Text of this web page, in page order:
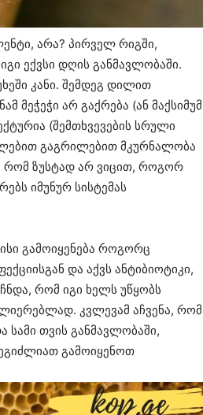
არა? პირველ რიგში,
ექვსი დღის განმავლობაში.
კანი. შემდეგ დილით
მეჭეჭი არ გაქრება (ან მაქსიმუმ
(შემთხვევების სრული
გაგრილებით მკურნალობა
რომ ზუსტად არ ვიცით, როგორ
იმუნურ სისტემას
გამოიყენება როგორც
და აქვს ანტიბიოტიკი,
რომ იგი ხელს უწყობს
კვლევამ აჩვენა, რომ
სამი თვის განმავლობაში,
გამოიყენოთ